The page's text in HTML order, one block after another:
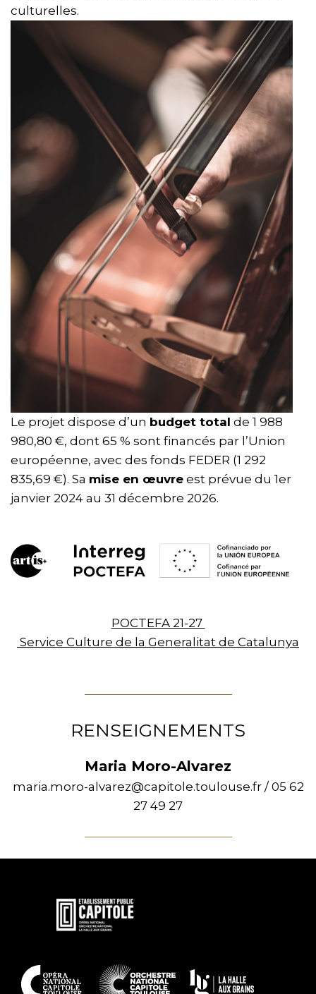
culturelles.
Le projet dispose d’un budget total de 1 988
980,80 €, dont 65 % sont financés par l’Union
européenne, avec des fonds FEDER (1 292
835,69 €). Sa mise en œuvre est prévue du 1er
janvier 2024 au 31 décembre 2026.
POCTEFA 21-27
Service Culture de la Generalitat de Catalunya
RENSEIGNEMENTS
Maria Moro-Alvarez
maria.moro-alvarez@capitole.toulouse.fr / 05 62
27 49 27
En
savoir